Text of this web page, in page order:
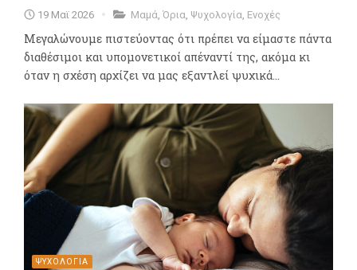
19 Μαϊ 2026 Μαμά Όρια Ψυχολογία Ενοχές
Μεγαλώνουμε πιστεύοντας ότι πρέπει να είμαστε πάντα
διαθέσιμοι και υπομονετικοί απέναντί της, ακόμα κι
όταν η σχέση αρχίζει να μας εξαντλεί ψυχικά...
ΨΥΧΟΛΟΓΙΑ